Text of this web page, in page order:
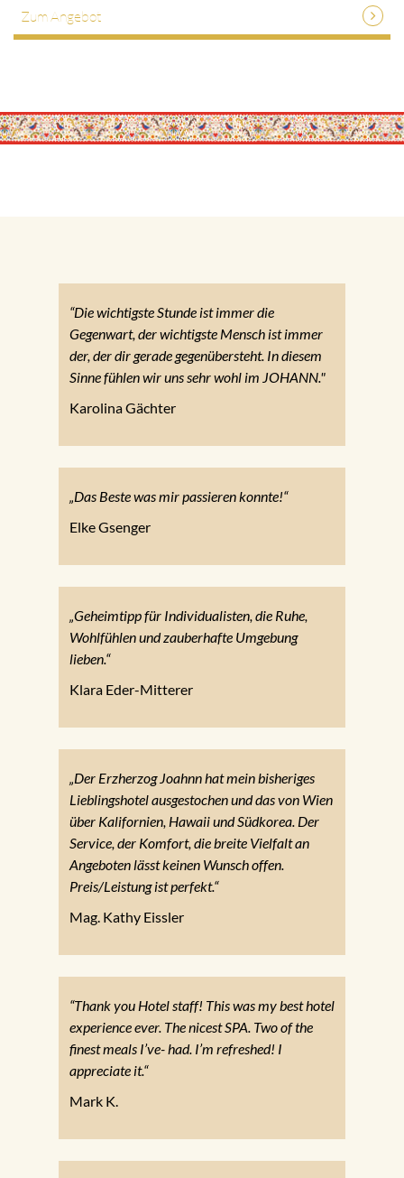
Zum Angebot
“Die wichtigste Stunde ist immer die
Gegenwart, der wichtigste Mensch ist immer
der, der dir gerade gegenübersteht. In diesem
Sinne fühlen wir uns sehr wohl im JOHANN."
Karolina Gächter
„Das Beste was mir passieren konnte!“
Elke Gsenger
„Geheimtipp für Individualisten, die Ruhe,
Wohlfühlen und zauberhafte Umgebung
lieben.“
Klara Eder-Mitterer
„Der Erzherzog Joahnn hat mein bisheriges
Lieblingshotel ausgestochen und das von Wien
über Kalifornien, Hawaii und Südkorea. Der
Service, der Komfort, die breite Vielfalt an
Angeboten lässt keinen Wunsch offen.
Preis/Leistung ist perfekt.“
Mag. Kathy Eissler
“Thank you Hotel staff! This was my best hotel
experience ever. The nicest SPA. Two of the
finest meals I’ve- had. I’m refreshed! I
appreciate it.“
Mark K.